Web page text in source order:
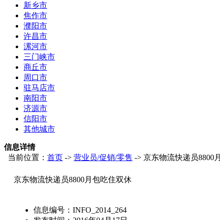
新乡市
焦作市
濮阳市
许昌市
漯河市
三门峡市
商丘市
周口市
驻马店市
南阳市
济源市
信阳市
其他城市
信息详情
当前位置： 首页 -> 营业员/促销/零售 -> 京东物流快递员8800
京东物流快递员8800月包吃住双休
信息编号： INFO_2014_264